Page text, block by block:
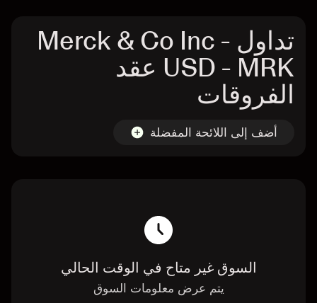
تداول Merck & Co Inc -
USD - MRK عقد
الفروقات
أضف إلى اللائحة المفضلة
السوق غير متاح في الوقت الحالي
يتم عرض معلومات السوق